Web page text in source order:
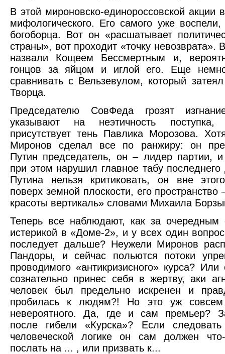
В этой мироновско-единороссовской акции
мифологического. Его самого уже воспели,
богоборца. Вот он «расшатывает
страны», вот проходит «точку невозврата».
назвали Кощеем Бессмертным и,
гонцов за яйцом и иглой его. Еще
сравнивать с Вельзевулом, который
Творца.
Председателю СовФеда грозят
указывают на неэтичность
присутствует тень Павлика Морозова.
Миронов сделал все по ранжиру: он
Путин председатель, он – лидер партии,
при этом нарушил главное табу последнего
Путина нельзя критиковать, он вне
поверх земной плоскости, его пространство
красоты вертикаль» словами Михаила
Теперь все наблюдают, как за очередным
истерикой в «Доме-2», и у всех один
последует дальше? Неужели Миронов
Пандоры, и сейчас польются потоки
проводимого «антикризисного» курса?
сознательно принес себя в жертву, аки
человек был предельно искренен и
пробилась к людям?! Но это уж совсем
невероятного. Да, где и сам премьер?
после гибели «Курска»? Если
человеческой логике он сам должен что-
послать на ... , или призвать к...